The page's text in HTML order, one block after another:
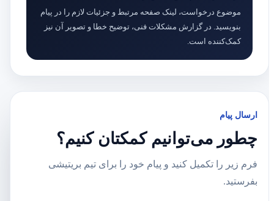
موضوع درخواست، لینک صفحه مرتبط و جزئیات لازم را در پیام
بنویسید. در گزارش مشکلات فنی، توضیح خطا و تصویر آن نیز
کمک‌کننده است.
ارسال پیام
چطور می‌توانیم کمکتان کنیم؟
فرم زیر را تکمیل کنید و پیام خود را برای تیم بریتیشی
بفرستید.